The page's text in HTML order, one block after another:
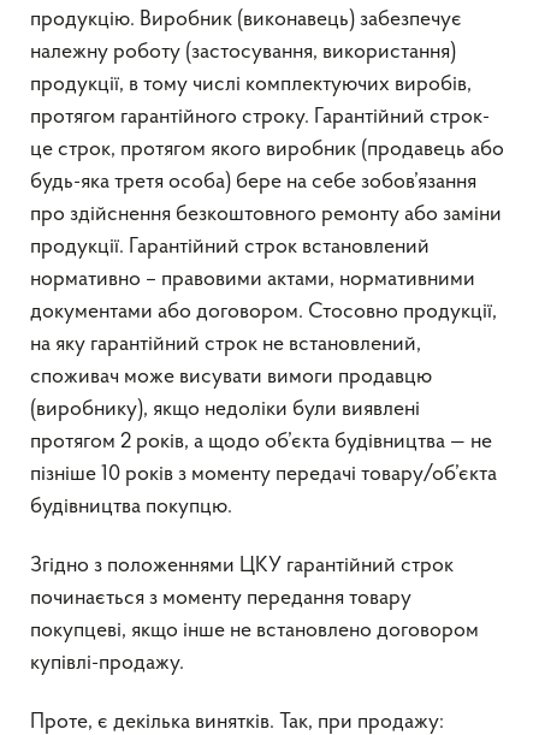
продукцію. Виробник (виконавець) забезпечує
належну роботу (застосування, використання)
продукції, в тому числі комплектуючих виробів,
протягом гарантійного строку. Гарантійний строк-
це строк, протягом якого виробник (продавець або
будь-яка третя особа) бере на себе зобов’язання
про здійснення безкоштовного ремонту або заміни
продукції. Гарантійний строк встановлений
нормативно – правовими актами, нормативними
документами або договором. Стосовно продукції,
на яку гарантійний строк не встановлений,
споживач може висувати вимоги продавцю
(виробнику), якщо недоліки були виявлені
протягом 2 років, а щодо об’єкта будівництва — не
пізніше 10 років з моменту передачі товару/об’єкта
будівництва покупцю.
Згідно з положеннями ЦКУ гарантійний строк
починається з моменту передання товару
покупцеві, якщо інше не встановлено договором
купівлі-продажу.
Проте, є декілька винятків. Так, при продажу: